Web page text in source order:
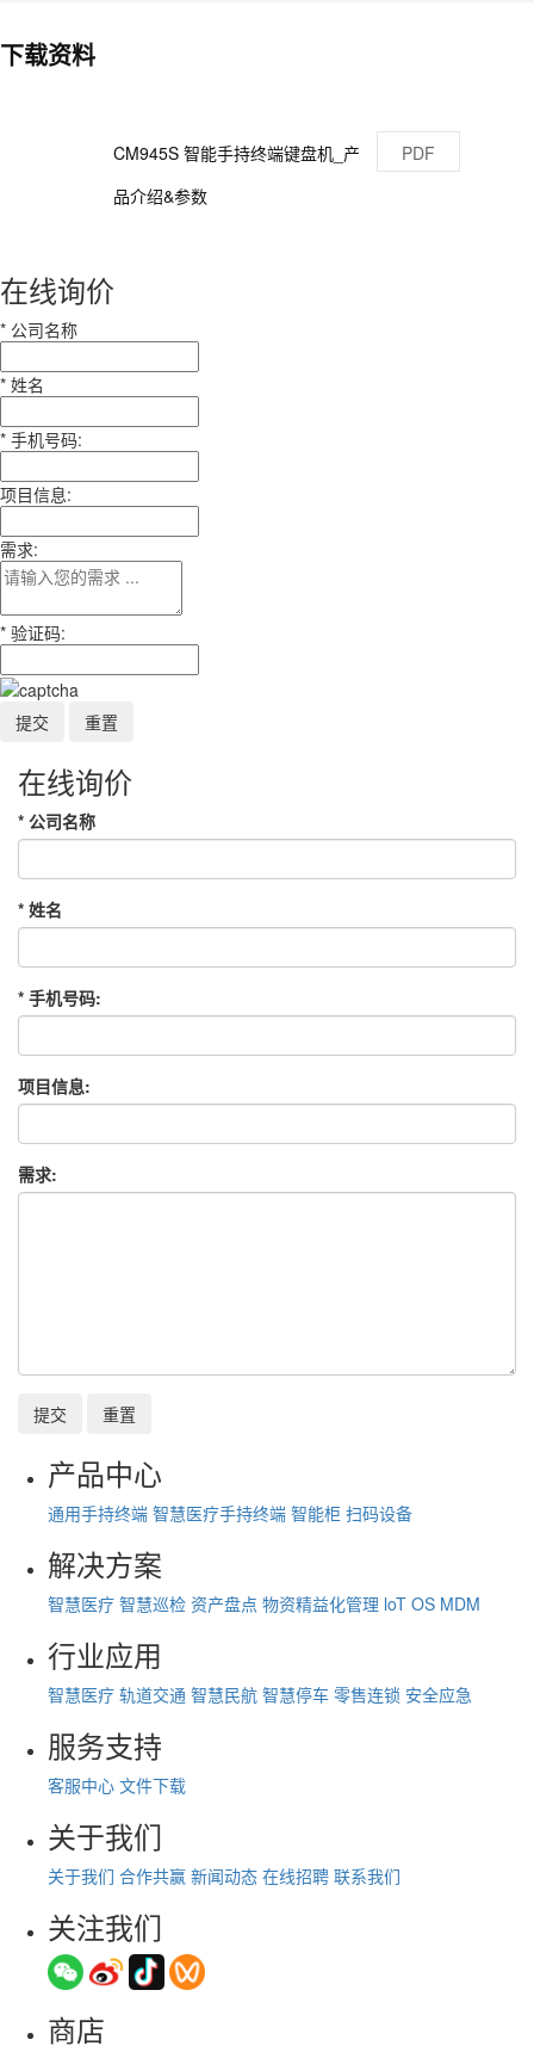
下载资料
CM945S 智能手持终端键盘机_产
品介绍&参数
PDF
在线询价
* 公司名称
* 姓名
* 手机号码:
项目信息:
需求:
* 验证码:
在线询价
* 公司名称
* 姓名
* 手机号码:
项目信息:
需求:
提交 重置
产品中心
通用手持终端 智慧医疗手持终端 智能柜 扫码设备
解决方案
智慧医疗 智慧巡检 资产盘点 物资精益化管理 loT OS MDM
行业应用
智慧医疗 轨道交通 智慧民航 智慧停车 零售连锁 安全应急
服务支持
客服中心 文件下载
关于我们
关于我们 合作共赢 新闻动态 在线招聘 联系我们
关注我们
商店